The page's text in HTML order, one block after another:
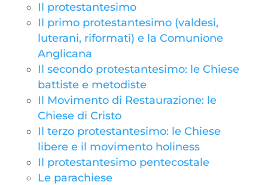
Il protestantesimo
Il primo protestantesimo (valdesi,
luterani, riformati) e la Comunione
Anglicana
Il secondo protestantesimo: le Chiese
battiste e metodiste
Il Movimento di Restaurazione: le
Chiese di Cristo
Il terzo protestantesimo: le Chiese
libere e il movimento holiness
Il protestantesimo pentecostale
Le parachiese